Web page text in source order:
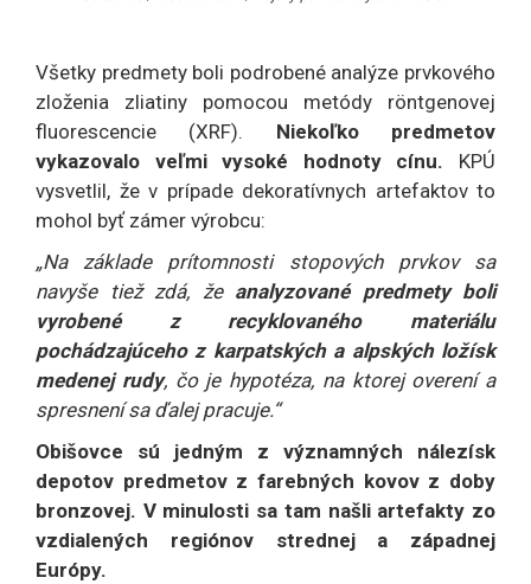
Všetky predmety boli podrobené analýze prvkového
zloženia zliatiny pomocou metódy röntgenovej
fluorescencie (XRF). Niekoľko predmetov
vykazovalo veľmi vysoké hodnoty cínu. KPÚ
vysvetlil, že v prípade dekoratívnych artefaktov to
mohol byť zámer výrobcu:
„Na základe prítomnosti stopových prvkov sa
navyše tiež zdá, že analyzované predmety boli
vyrobené z recyklovaného materiálu
pochádzajúceho z karpatských a alpských ložísk
medenej rudy, čo je hypotéza, na ktorej overení a
spresnení sa ďalej pracuje.“
Obišovce sú jedným z významných nálezísk
depotov predmetov z farebných kovov z doby
bronzovej. V minulosti sa tam našli artefakty zo
vzdialených regiónov strednej a západnej
Európy.